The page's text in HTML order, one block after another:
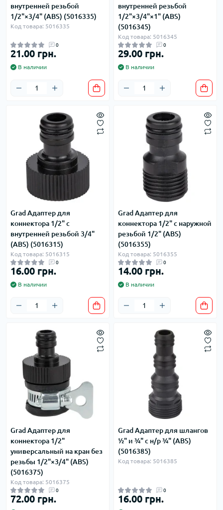
внутренней резьбой
1/2"×3/4" (ABS) (5016335)
Код товара: 5016335
0
21.00 грн.
В наличии
внутренней резьбой
1/2"×3/4"×1" (ABS)
(5016345)
Код товара: 5016345
0
29.00 грн.
В наличии
Grad Адаптер для
коннектора 1/2" с
внутренней резьбой 3/4"
(ABS) (5016315)
Код товара: 5016315
0
16.00 грн.
В наличии
Grad Адаптер для
коннектора 1/2" с наружной
резьбой 1/2" (ABS)
(5016355)
Код товара: 5016355
0
14.00 грн.
В наличии
Grad Адаптер для
коннектора 1/2"
универсальный на кран без
резьбы 1/2"×3/4" (ABS)
(5016375)
Код товара: 5016375
0
72.00 грн.
Grad Адаптер для шлангов
½" и ¾" с н/р ¾" (ABS)
(5016385)
Код товара: 5016385
0
16.00 грн.